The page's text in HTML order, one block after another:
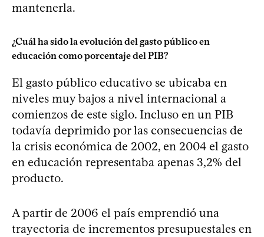
mantenerla.
¿Cuál ha sido la evolución del gasto público en
educación como porcentaje del PIB?
El gasto público educativo se ubicaba en
niveles muy bajos a nivel internacional a
comienzos de este siglo. Incluso en un PIB
todavía deprimido por las consecuencias de
la crisis económica de 2002, en 2004 el gasto
en educación representaba apenas 3,2% del
producto.
A partir de 2006 el país emprendió una
trayectoria de incrementos presupuestales en